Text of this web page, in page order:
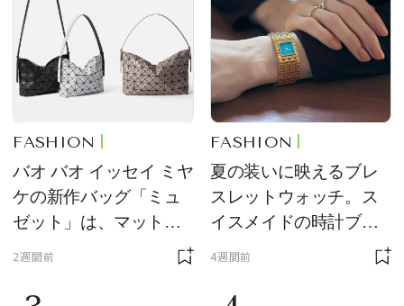
FASHION
バオ バオ イッセイ ミヤ
ケの新作バッグ「ミュ
ゼット」は、マットな
2週間前
FASHION
夏の装いに映えるブレ
スレットウォッチ。ス
イスメイドの時計ブラ
ンド【フレデリック・
をレビュー。【それい
4週間前